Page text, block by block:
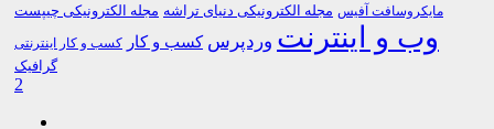
مایکروسافت آفیس مجله الکترونیکی دنیای تراشه مجله الکترونیکی چیپست
وب و اینترنت وردپرس کسب و کار کسب و کار اینترنتی
گرافیک
2